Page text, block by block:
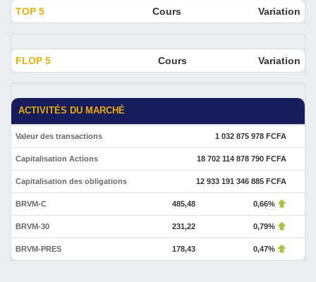
TOP 5 Cours Variation
FLOP 5 Cours Variation
ACTIVITÉS DU MARCHÉ
Valeur des transactions 1 032 875 978 FCFA
Capitalisation Actions 18 702 114 878 790 FCFA
Capitalisation des obligations 12 933 191 346 885 FCFA
BRVM-C 485,48 0,66%
BRVM-30 231,22 0,79%
BRVM-PRES 178,43 0,47%